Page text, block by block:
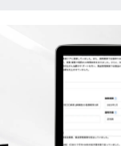
ツールの活用